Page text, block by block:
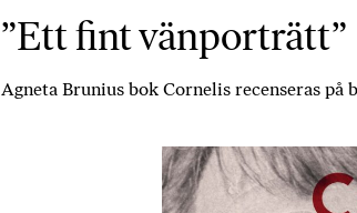
”Ett fint vänporträtt”
Agneta Brunius bok Cornelis recenseras på